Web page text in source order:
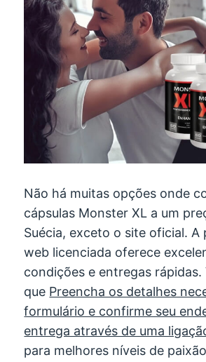
Não há muitas opções onde
cápsulas Monster XL a um
Suécia, exceto o site oficial. A
web licenciada oferece
condições e entregas rápidas.
que Preencha os detalhes
formulário e confirme seu
entrega através de uma
para melhores níveis de